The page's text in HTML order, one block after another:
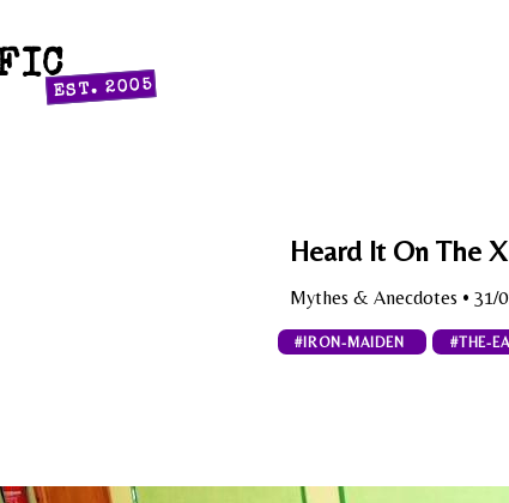
EST. 2005
Heard It On The
Mythes & Anecdotes • 31/
#IRON-MAIDEN #THE-